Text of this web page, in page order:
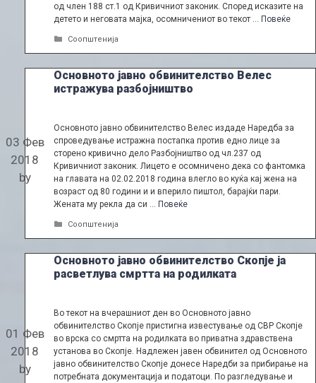
од член 188 ст.1 од Кривичниот законик. Според исказите на
детето и неговата мајка, осомничениот во текот … Повеќе
Categories
Соопштенија
Основното јавно обвинителство Велес
истражува разбојништво
03 Фев
2018
by
Основното јавно обвинителство Велес издаде Наредба за
спроведување истражна постапка против едно лице за
сторено кривично дело Разбојништво од чл.237 од
Кривичниот законик. Лицето е осомничено дека со фантомка
на главата на 02.02.2018 година влегло во куќа кај жена на
возраст од 80 години и и вперило пиштол, барајќи пари.
Жената му рекла да си … Повеќе
Categories
Соопштенија
Основното јавно обвинителство Скопје ја
расветлува смртта на родилката
01 Фев
2018
by
Во текот на вчерашниот ден во Основното јавно
обвинителство Скопје пристигна известување од СВР Скопје
во врска со смртта на родилката во приватна здравствена
установа ­во Скопје. Надлежен јавен обвинител од Основното
јавно обвинителство Скопје донесе Наредби за прибирање на
потребната документација и податоци. По разгледување и